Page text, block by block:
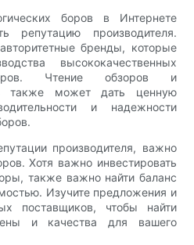
боров в Интернете
репутацию производителя.
бренды, которые
высококачественных
Чтение обзоров и
также может дать ценную
и надежности
производителя, важно
Хотя важно инвестировать
также важно найти баланс
Изучите предложения и
поставщиков, чтобы найти
и качества для вашего